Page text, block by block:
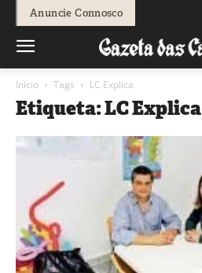
Anuncie Connosco
Início Tags LC Explica
Etiqueta: LC Explica